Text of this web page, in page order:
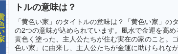
トルの意味は？
「黄色い家」のタイトルの意味は？「黄色い家」の
の2つの意味が込められています。風水で金運を高
黄色く塗った、主人公たちが住む実在の家のこと。
色い家」に由来し、主人公たちが金運に助けられなが